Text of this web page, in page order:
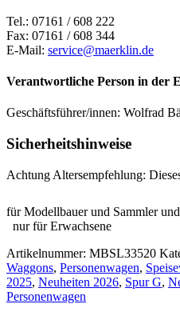
Tel.: 07161 / 608 222
Fax: 07161 / 608 344
E-Mail: service@maerklin.de
Verantwortliche Person in der
Geschäftsführer/innen: Wolfrad
Sicherheitshinweise
Achtung Altersempfehlung:
für Modellbauer und Sammler
nur für Erwachsene
Artikelnummer: MBSL33520
Waggons, Personenwagen,
2025, Neuheiten 2026, Spur G,
Personenwagen